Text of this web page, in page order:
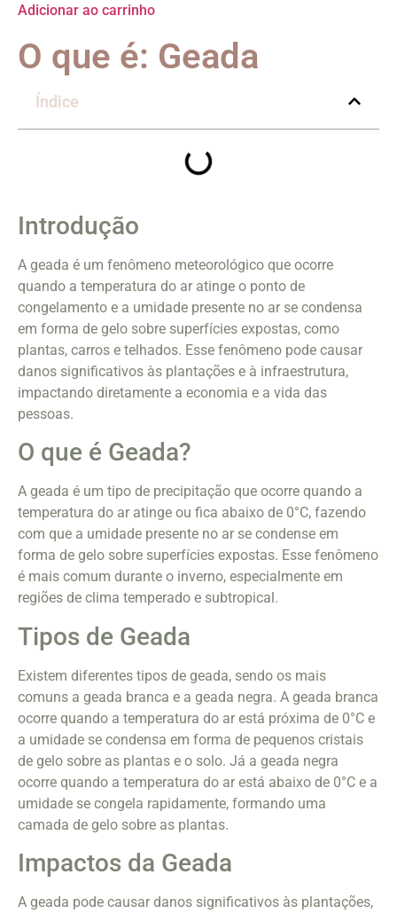
Adicionar ao carrinho
O que é: Geada
Índice
Introdução
A geada é um fenômeno meteorológico que ocorre
quando a temperatura do ar atinge o ponto de
congelamento e a umidade presente no ar se condensa
em forma de gelo sobre superfícies expostas, como
plantas, carros e telhados. Esse fenômeno pode causar
danos significativos às plantações e à infraestrutura,
impactando diretamente a economia e a vida das
pessoas.
O que é Geada?
A geada é um tipo de precipitação que ocorre quando a
temperatura do ar atinge ou fica abaixo de 0°C, fazendo
com que a umidade presente no ar se condense em
forma de gelo sobre superfícies expostas. Esse fenômeno
é mais comum durante o inverno, especialmente em
regiões de clima temperado e subtropical.
Tipos de Geada
Existem diferentes tipos de geada, sendo os mais
comuns a geada branca e a geada negra. A geada branca
ocorre quando a temperatura do ar está próxima de 0°C e
a umidade se condensa em forma de pequenos cristais
de gelo sobre as plantas e o solo. Já a geada negra
ocorre quando a temperatura do ar está abaixo de 0°C e a
umidade se congela rapidamente, formando uma
camada de gelo sobre as plantas.
Impactos da Geada
A geada pode causar danos significativos às plantações,